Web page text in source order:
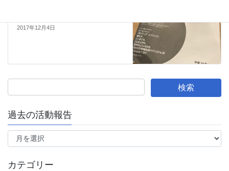
2017年12月4日
過去の活動報告
過
活
カテゴリー